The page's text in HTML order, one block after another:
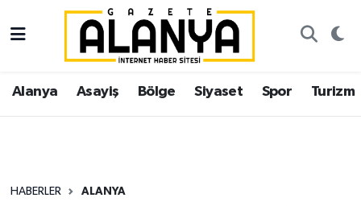
Alanya Asayiş Bölge Siyaset Spor Turizm
HABERLER ALANYA
Alanya
Asayiş
Siyaset
İstanbul Nöbetçi Eczaneler
İstanbul Hava Durumu
Süper Lig Puan Durumu ve Fikstür